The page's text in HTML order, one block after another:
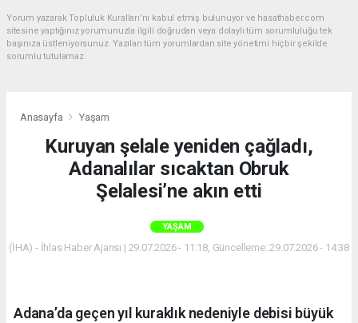
Yorum yazarak Topluluk Kuralları’nı kabul etmiş bulunuyor ve hasathaber.com
sitesine yaptığınız yorumunuzla ilgili doğrudan veya dolaylı tüm sorumluluğu tek
başınıza üstleniyorsunuz. Yazılan tüm yorumlardan site yönetimi hiçbir şekilde
sorumlu tutulamaz.
Anasayfa Yaşam
Kuruyan şelale yeniden çağladı,
Adanalılar sıcaktan Obruk
Şelalesi’ne akın etti
YAŞAM
(İHA) - İhlas Haber Ajansı | 29.07.2026 - 11:18, Güncelleme: 29.07.2026 - 14:38
Adana’da geçen yıl kuraklık nedeniyle debisi büyük